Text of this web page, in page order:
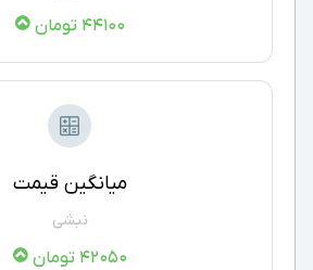
44100 تومان
میانگین قیمت
نبشی
42050 تومان